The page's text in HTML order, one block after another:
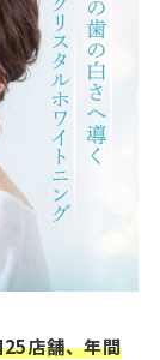
店舗、年間